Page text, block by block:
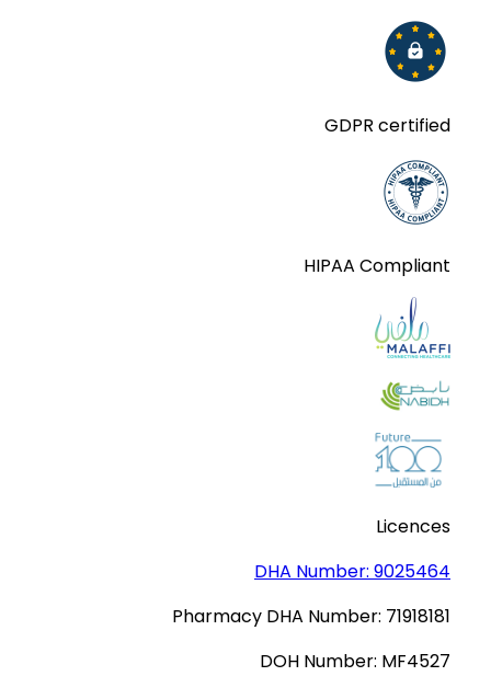
GDPR certified
HIPAA Compliant
Licences
DHA Number: 9025464
Pharmacy DHA Number: 71918181
DOH Number: MF4527